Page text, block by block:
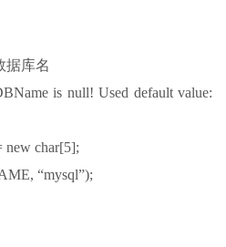
库名
is null! Used default value:
char[5];
“mysql”);